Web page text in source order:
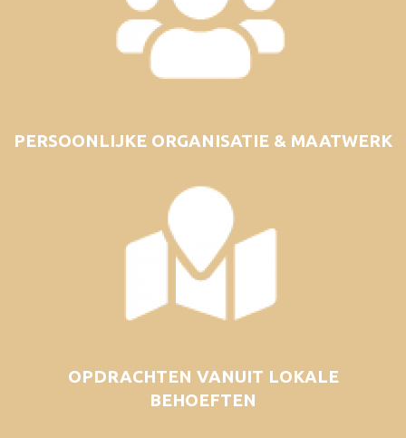
PERSOONLIJKE ORGANISATIE & MAATWERK
OPDRACHTEN VANUIT LOKALE
BEHOEFTEN